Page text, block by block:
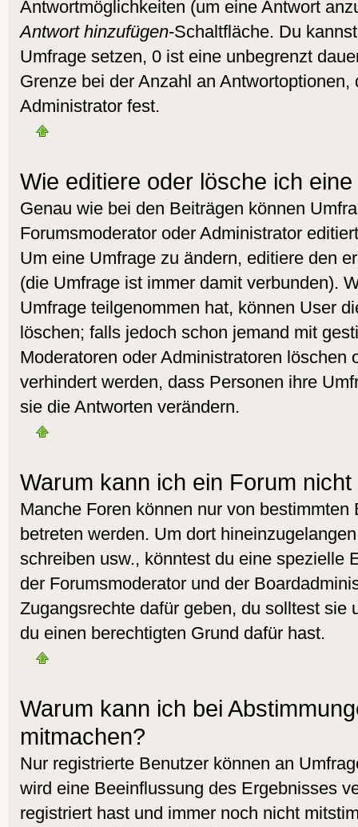
Antwortmöglichkeiten (um eine Antwort
Antwort hinzufügen-Schaltfläche. Du
Umfrage setzen, 0 ist eine unbegrenzt
Grenze bei der Anzahl an Antwortoptionen,
Administrator fest.
Wie editiere oder lösche ich
Genau wie bei den Beiträgen können
Forumsmoderator oder Administrator
Um eine Umfrage zu ändern, editiere den
(die Umfrage ist immer damit verbunden).
Umfrage teilgenommen hat, können User
löschen; falls jedoch schon jemand mit
Moderatoren oder Administratoren löschen
verhindert werden, dass Personen ihre
sie die Antworten verändern.
Warum kann ich ein Forum
Manche Foren können nur von bestimmten
betreten werden. Um dort
schreiben usw., könntest du eine spezielle
der Forumsmoderator und der
Zugangsrechte dafür geben, du solltest sie
du einen berechtigten Grund dafür hast.
Warum kann ich bei
mitmachen?
Nur registrierte Benutzer können an
wird eine Beeinflussung des Ergebnisses
registriert hast und immer noch nicht